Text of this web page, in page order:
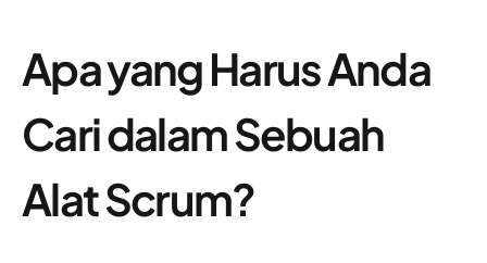
Apa yang Harus Anda
Cari dalam Sebuah
Alat Scrum?